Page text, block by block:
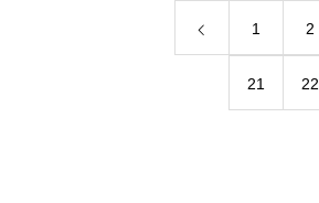
1 2
21 22